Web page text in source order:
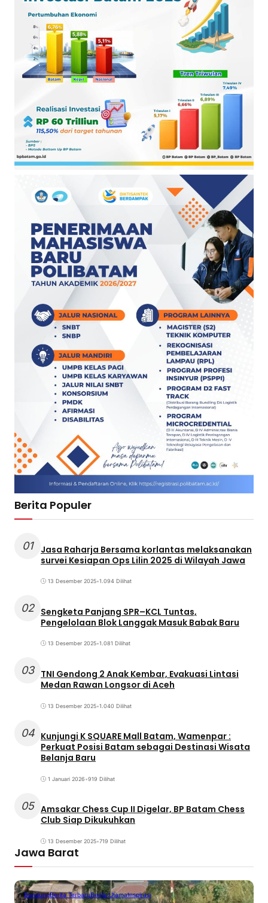
Berita Populer
01
Jasa Raharja Bersama korlantas melaksanakan
survei Kesiapan Ops Lilin 2025 di Wilayah Jawa
13 Desember 2025•1.094 Dilihat
02 Sengketa Panjang SPR–KCL Tuntas,
Pengelolaan Blok Langgak Masuk Babak Baru
13 Desember 2025•1.081 Dilihat
03 TNI Gendong 2 Anak Kembar, Evakuasi Lintasi
Medan Rawan Longsor di Aceh
13 Desember 2025•1.040 Dilihat
04 Kunjungi K SQUARE Mall Batam, Wamenpar :
Perkuat Posisi Batam sebagai Destinasi Wisata
Belanja Baru
1 Januari 2026•919 Dilihat
05 Amsakar Chess Cup II Digelar, BP Batam Chess
Club Siap Dikukuhkan
13 Desember 2025•719 Dilihat
Jawa Barat
BandungBerita TerbaruBerita UtamaInspirasi